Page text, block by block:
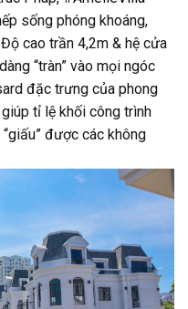
sống phóng khoáng,
cao trần 4,2m & hệ cửa
“tràn” vào mọi ngóc
đặc trưng của phong
tỉ lệ khối công trình
được các không